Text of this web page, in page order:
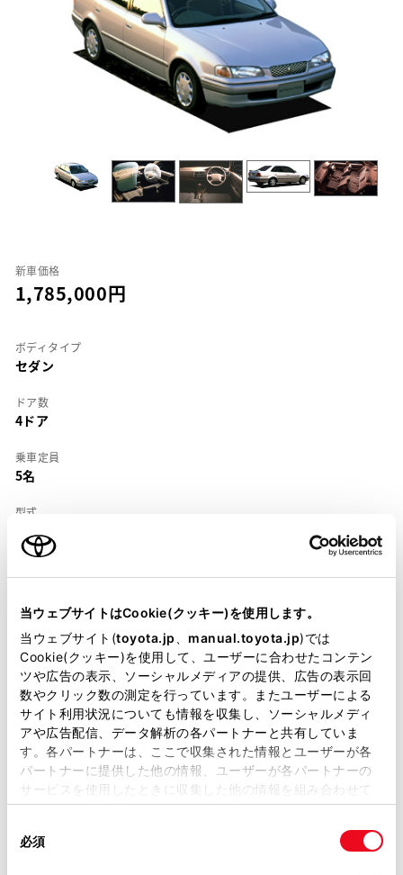
当ウェブサイトはCookie(クッキー)を使用します。
当ウェブサイト(toyota.jp manual.toyota.jp)では
Cookie(クッキー)を使用して、ユーザーに合わせたコンテン
ツや広告の表示、ソーシャルメディアの提供、広告の表示回
数やクリック数の測定を行っています。またユーザーによる
サイト利用状況についても情報を収集し、ソーシャルメディ
アや広告配信、データ解析の各パートナーと共有していま
す。各パートナーは、ここで収集された情報とユーザーが各
パートナーに提供した他の情報、ユーザーが各パートナーの
サービスを使用したときに収集した他の情報を組み合わせて
使用することがあります。当ウェブサイトの使用を続行する
必須
新車価格
1,785,000
ボディタイプ
セダン
ドア数
4ドア
乗車定員
5名
型式
E-AE114
ホイールベース ※1
2465mm
トレッド前／後
1460/1450mm
室内長×室内幅× 室内高
1875 ×1435 ×1165mm
車両重量
1160kg